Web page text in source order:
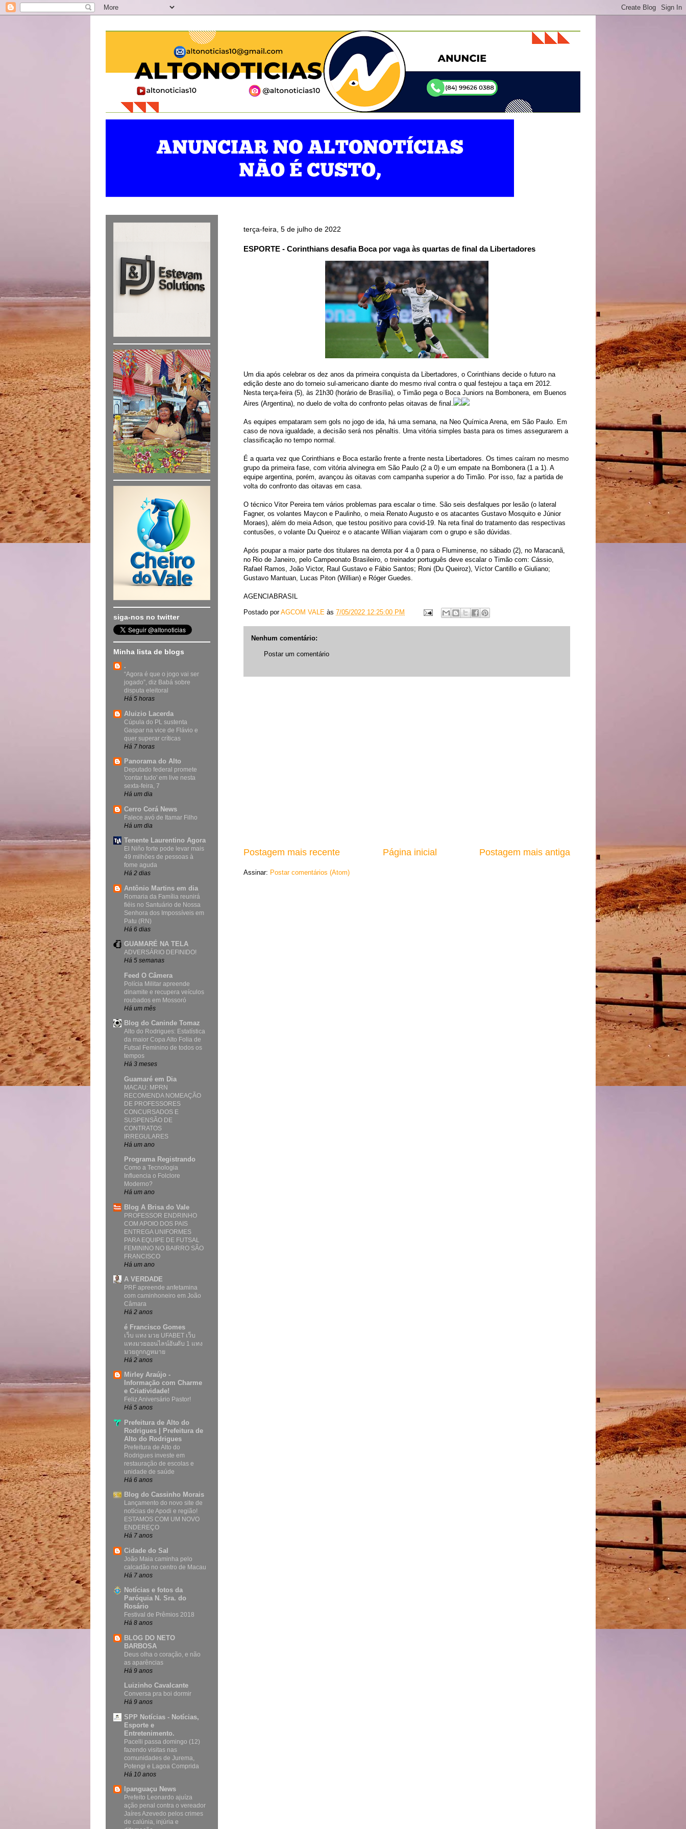
terça-feira, 5 de julho de 2022
ESPORTE - Corinthians desafia Boca por vaga às quartas de final da Libertadores
Um dia após celebrar os dez anos da primeira conquista da Libertadores, o Corinthians decide o futuro na
edição deste ano do torneio sul-americano diante do mesmo rival contra o qual festejou a taça em 2012.
Nesta terça-feira (5), às 21h30 (horário de Brasília), o Timão pega o Boca Juniors na Bombonera, em Buenos
Aires (Argentina), no duelo de volta do confronto pelas oitavas de final.
As equipes empataram sem gols no jogo de ida, há uma semana, na Neo Química Arena, em São Paulo. Em
caso de nova igualdade, a decisão será nos pênaltis. Uma vitória simples basta para os times assegurarem a
classificação no tempo normal.
É a quarta vez que Corinthians e Boca estarão frente a frente nesta Libertadores. Os times caíram no mesmo
grupo da primeira fase, com vitória alvinegra em São Paulo (2 a 0) e um empate na Bombonera (1 a 1). A
equipe argentina, porém, avançou às oitavas com campanha superior a do Timão. Por isso, faz a partida de
volta do confronto das oitavas em casa.
O técnico Vitor Pereira tem vários problemas para escalar o time. São seis desfalques por lesão (o lateral
Fagner, os volantes Maycon e Paulinho, o meia Renato Augusto e os atacantes Gustavo Mosquito e Júnior
Moraes), além do meia Adson, que testou positivo para covid-19. Na reta final do tratamento das respectivas
contusões, o volante Du Queiroz e o atacante Willian viajaram com o grupo e são dúvidas.
Após poupar a maior parte dos titulares na derrota por 4 a 0 para o Fluminense, no sábado (2), no Maracanã,
no Rio de Janeiro, pelo Campeonato Brasileiro, o treinador português deve escalar o Timão com: Cássio,
Rafael Ramos, João Victor, Raul Gustavo e Fábio Santos; Roni (Du Queiroz), Víctor Cantillo e Giuliano;
Gustavo Mantuan, Lucas Piton (Willian) e Róger Guedes.
AGENCIABRASIL
Postado porAGCOM VALE às 7/05/2022 12:25:00 PM
Nenhum comentário:
Postar um comentário
Postagem mais recente Postagem mais antiga
Página inicial
Assinar: Postar comentários (Atom)
siga-nos no twitter
Minha lista de blogs
.
“Agora é que o jogo vai ser
jogado”, diz Babá sobre
disputa eleitoral
Há 5 horas
Aluizio Lacerda
Cúpula do PL sustenta
Gaspar na vice de Flávio e
quer superar críticas
Há 7 horas
Panorama do Alto
Deputado federal promete
'contar tudo' em live nesta
sexta-feira, 7
Há um dia
Cerro Corá News
Falece avó de Itamar Filho
Há um dia
Tenente Laurentino Agora
El Niño forte pode levar mais
49 milhões de pessoas à
fome aguda
Há 2 dias
Antônio Martins em dia
Romaria da Família reunirá
fiéis no Santuário de Nossa
Senhora dos Impossíveis em
Patu (RN)
Há 6 dias
GUAMARÉ NA TELA
ADVERSÁRIO DEFINIDO!
Há 5 semanas
Feed O Câmera
Polícia Militar apreende
dinamite e recupera veículos
roubados em Mossoró
Há um mês
Blog do Caninde Tomaz
Alto do Rodrigues: Estatística
da maior Copa Alto Folia de
Futsal Feminino de todos os
tempos
Há 3 meses
Guamaré em Dia
MACAU: MPRN
RECOMENDA NOMEAÇÃO
DE PROFESSORES
CONCURSADOS E
SUSPENSÃO DE
CONTRATOS
IRREGULARES
Há um ano
Programa Registrando
Como a Tecnologia
Influencia o Folclore
Moderno?
Há um ano
Blog A Brisa do Vale
PROFESSOR ENDRINHO
COM APOIO DOS PAIS
ENTREGA UNIFORMES
PARA EQUIPE DE FUTSAL
FEMININO NO BAIRRO SÃO
FRANCISCO
Há um ano
A VERDADE
PRF apreende anfetamina
com caminhoneiro em João
Câmara
Há 2 anos
é Francisco Gomes
เว็บ แทง มวย UFABET เว็บ
แทงมวยออนไลน์อันดับ 1 แทง
มวยถูกกฎหมาย
Há 2 anos
Mirley Araújo -
Informação com Charme
e Criatividade!
Feliz Aniversário Pastor!
Há 5 anos
Prefeitura de Alto do
Rodrigues | Prefeitura de
Alto do Rodrigues
Prefeitura de Alto do
Rodrigues investe em
restauração de escolas e
unidade de saúde
Há 6 anos
Blog do Cassinho Morais
Lançamento do novo site de
notícias de Apodi e região!
ESTAMOS COM UM NOVO
ENDEREÇO
Há 7 anos
Cidade do Sal
João Maia caminha pelo
calcadão no centro de Macau
Há 7 anos
Notícias e fotos da
Paróquia N. Sra. do
Rosário
Festival de Prêmios 2018
Há 8 anos
BLOG DO NETO
BARBOSA
Deus olha o coração, e não
as aparências
Há 9 anos
Luizinho Cavalcante
Conversa pra boi dormir
Há 9 anos
SPP Notícias - Notícias,
Esporte e
Entretenimento.
Pacelli passa domingo (12)
fazendo visitas nas
comunidades de Jurema,
Potengi e Lagoa Comprida
Há 10 anos
Ipanguaçu News
Prefeito Leonardo ajuíza
ação penal contra o vereador
Jaíres Azevedo pelos crimes
de calúnia, injúria e